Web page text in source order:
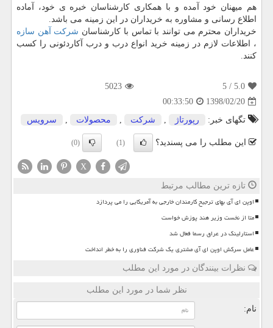
هم میهنان خود آمده و با همکاری کارشناسان خبره ی خود، آماده
اطلاع رسانی و مشاوره به خریداران در این زمینه می باشد.
خریداران محترم می توانند با تماس با کارشناسان شرکت آهن سازه
، اطلاعات لازم در زمینه خرید انواع درب و درب آکاردئونی را کسب
کنند.
5.0
/ 5
5023
1398/02/20
00:33:50
تگهای خبر:
رپورتاژ , شركت , محصولات , سرویس
این مطلب را می پسندید؟ (1)
(0)
X
تازه ترین مطالب مرتبط
اوپن ای آی بهای ترجیح کارمندان خارجی به آمریکایی را می پردازد
متا از نخست وزیر هند پوزش خواست
استارلینک در عراق رسما فعال شد
عامل سرکش اوپن ای آی مشتری یک شرکت فناوری را به خطر انداخت
نظرات بینندگان در مورد این مطلب
نظر شما در مورد این مطلب
نام: